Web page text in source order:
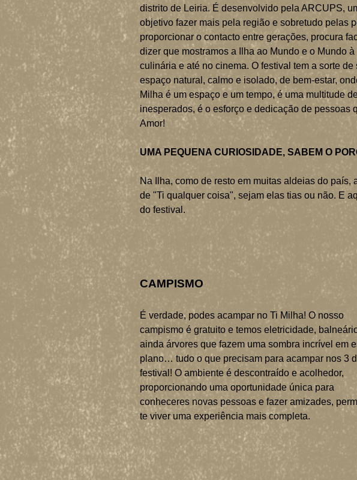
distrito de Leiria. É desenvolvido pela ARCUPS,
objetivo fazer mais pela região e sobretudo pelas
proporcionar o contacto entre gerações, procura
dizer que mostramos a Ilha ao Mundo e o Mundo
culinária e até no cinema. O festival tem a sorte
espaço natural, calmo e isolado, de bem-estar,
Milha é um espaço e um tempo, é uma multitude
inesperados, é o esforço e dedicação de pessoas
Amor!
UMA PEQUENA CURIOSIDADE, SABEM O
Na Ilha, como de resto em muitas aldeias do
de "Ti qualquer coisa", sejam elas tias ou não. E
do festival.
CAMPISMO
É verdade, podes acampar no Ti Milha! O nosso
campismo é gratuito e temos eletricidade,
ainda árvores que fazem uma sombra incrível em
plano… tudo o que precisam para acampar nos 3
festival! O ambiente é descontraído e acolhedor,
proporcionando uma oportunidade única para
conheceres novas pessoas e fazer amizades,
te viver uma experiência mais completa.